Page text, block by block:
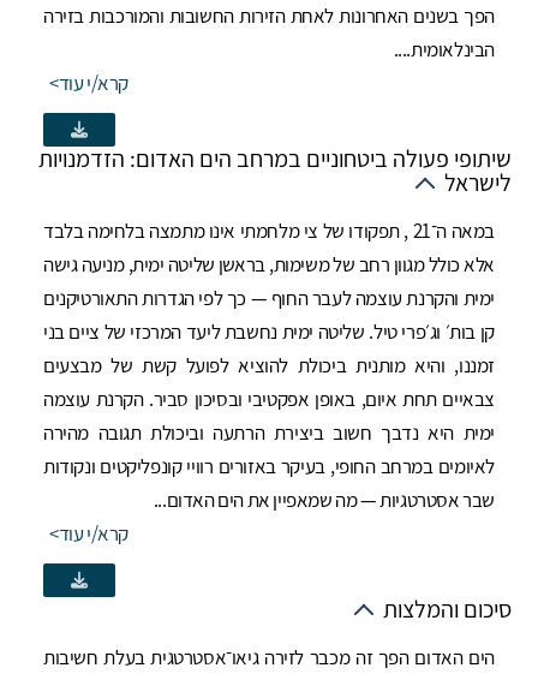
הפך בשנים האחרונות לאחת הזירות החשובות והמורכבות בזירה
הבינלאומית....
קרא/י עוד
שיתופי פעולה ביטחוניים במרחב הים האדום: הזדמנויות
לישראל
במאה ה־21 , תפקודו של צי מלחמתי אינו מתמצה בלחימה בלבד
אלא כולל מגוון רחב של משימות, בראשן שליטה ימית, מניעה גישה
ימית והקרנת עוצמה לעבר החוף — כך לפי הגדרות התאורטיקנים
קן בות׳ וג׳פרי טיל. שליטה ימית נחשבת ליעד המרכזי של ציים בני
זמננו, והיא מותנית ביכולת להוציא לפועל קשת של מבצעים
צבאיים תחת איום, באופן אפקטיבי ובסיכון סביר. הקרנת עוצמה
ימית היא נדבך חשוב ביצירת הרתעה וביכולת תגובה מהירה
לאיומים במרחב החופי, בעיקר באזורים רוויי קונפליקטים ונקודות
שבר אסטרטגיות — מה שמאפיין את הים האדום...
קרא/י עוד
סיכום והמלצות
הים האדום הפך זה מכבר לזירה גיאו־אסטרטגית בעלת חשיבות